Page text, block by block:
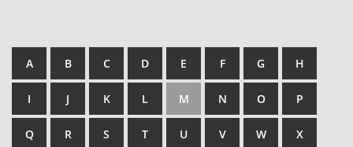
A B C D E F G H
I J K L M N O P
Q R S T U V W X